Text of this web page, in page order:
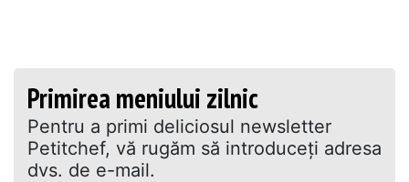
Primirea meniului zilnic
Pentru a primi deliciosul newsletter
Petitchef, vă rugăm să introduceţi adresa
dvs. de e-mail.